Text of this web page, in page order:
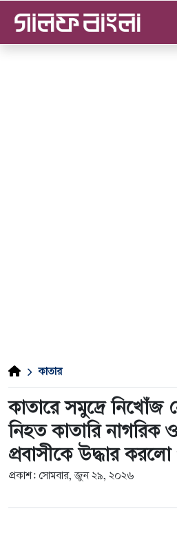
কাতার
কাতারে সমুদ্রে নিখোঁজ
নিহত কাতারি
প্রবাসীকে উদ্ধার
প্রকাশ: সোমবার, জুন ২৯, ২০২৬